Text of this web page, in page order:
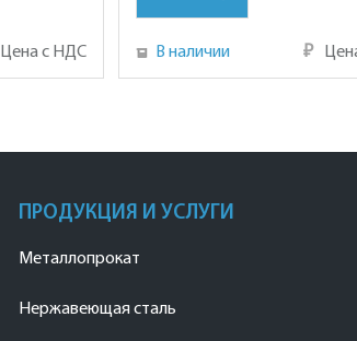
Цена с НДС В наличии ₽
ПРОДУКЦИЯ И УСЛУГИ
Металлопрокат
Нержавеющая сталь